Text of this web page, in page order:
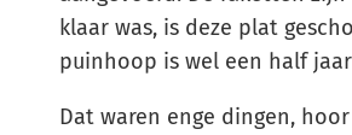
klaar was, is deze plat
puinhoop is wel een half
Dat waren enge dingen,